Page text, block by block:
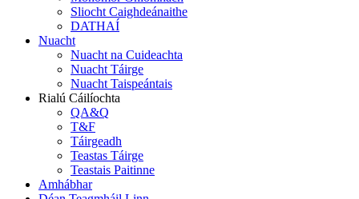
Sliocht Caighdeánaithe
DATHAÍ
Nuacht
Nuacht na Cuideachta
Nuacht Táirge
Nuacht Taispeántais
Rialú Cáilíochta
QA&Q
T&F
Táirgeadh
Teastas Táirge
Teastais Paitinne
Amhábhar